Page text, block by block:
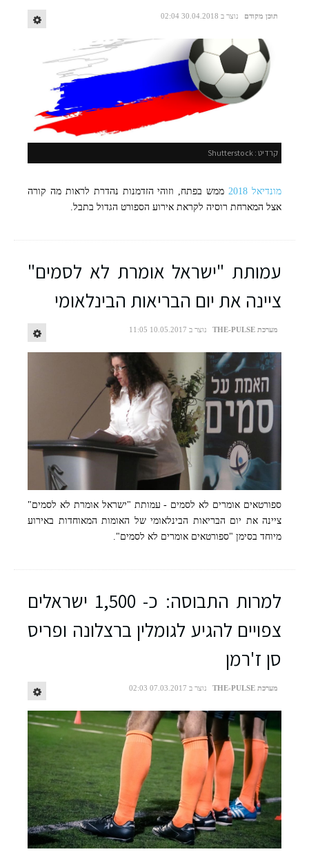
תוכן מקודם נוצר ב 30.04.2018 02:04
קרדיט : Shutterstock
מונדיאל 2018
ממש בפתח, וזוהי הזדמנות נהדרת לראות מה קורה
אצל המארחת רוסיה לקראת אירוע הספורט הגדול בתבל.
עמותת "ישראל אומרת לא לסמים"
ציינה את יום הבריאות הבינלאומי
מערכת THE-PULSE נוצר ב 10.05.2017 11:05
צילום באדיבות: עמותת "ישראל אומרת לא לסמים"
ספורטאים אומרים לא לסמים - עמותת "ישראל אומרת לא לסמים"
ציינה את יום הבריאות הבינלאומי של האומות המאוחדות באירוע
מיוחד בסימן "ספורטאים אומרים לא לסמים".
למרות התבוסה: כ- 1,500 ישראלים
צפויים להגיע לגומלין ברצלונה ופריס
סן ז'רמן
מערכת THE-PULSE נוצר ב 07.03.2017 02:03